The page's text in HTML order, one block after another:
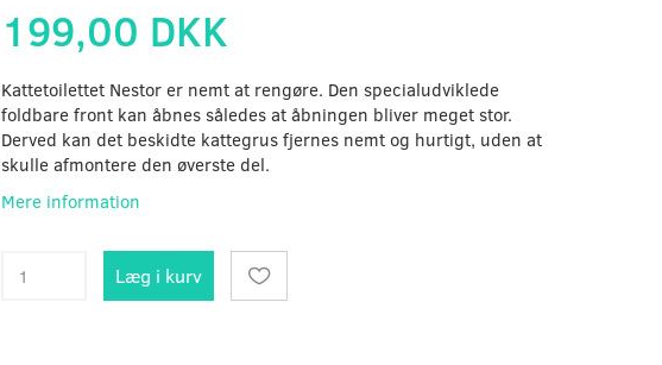
199,00 DKK
Kattetoilettet Nestor er nemt at rengøre. Den specialudviklede
foldbare front kan åbnes således at åbningen bliver meget stor.
Derved kan det beskidte kattegrus fjernes nemt og hurtigt, uden at
skulle afmontere den øverste del.
Mere information
Læg i kurv